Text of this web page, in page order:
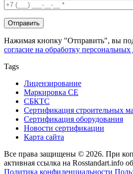
Нажимая кнопку "Отправить", вы
согласие на обработку
Tags
Лицензирование
Маркировка СЕ
СБКТС
Сертификация строительных
Сертификация оборудования
Новости сертификации
Карта сайта
Все права защищены © 2026. При
активная ссылка на Rosstandart.info
Политика конфиденциальности